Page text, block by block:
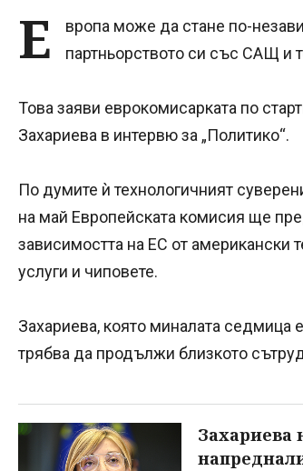
Е
вропа може да стане по-
партньорството си със САЩ и
Това заяви еврокомисарката по
Захариева в интервю за „Политико“.
По думите ѝ технологичният
на май Европейската комисия ще
зависимостта на ЕС от американски
услуги и чиповете.
Захариева, която миналата седмица
трябва да продължи близкото
Захариева